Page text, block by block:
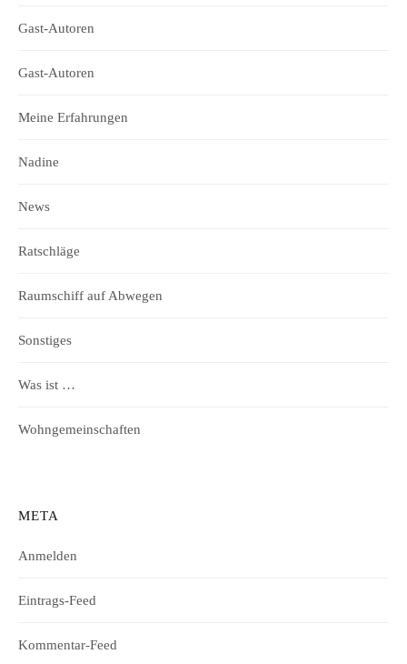
Gast-Autoren
Gast-Autoren
Meine Erfahrungen
Nadine
News
Ratschläge
Raumschiff auf Abwegen
Sonstiges
Was ist …
Wohngemeinschaften
META
Anmelden
Eintrags-Feed
Kommentar-Feed